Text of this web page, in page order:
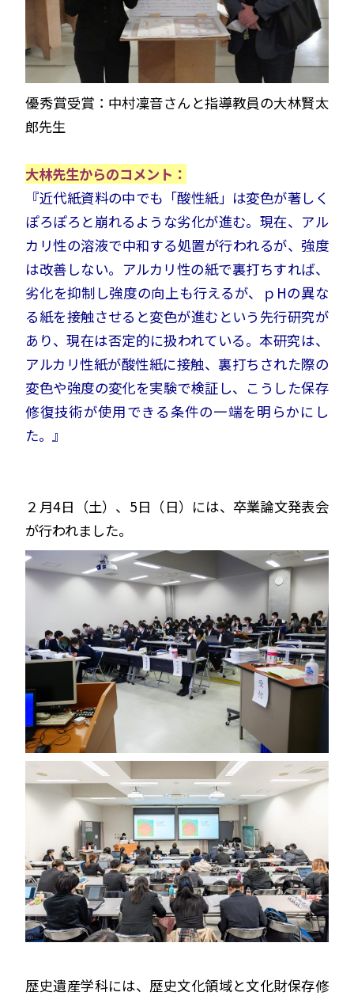
優秀賞受賞：中村凜音さんと指導教員の大林賢太
郎先生
大林先生からのコメント：
『近代紙資料の中でも「酸性紙」は変色が著しく
ぽろぽろと崩れるような劣化が進む。現在、アル
カリ性の溶液で中和する処置が行われるが、強度
は改善しない。アルカリ性の紙で裏打ちすれば、
劣化を抑制し強度の向上も行えるが、ｐHの異な
る紙を接触させると変色が進むという先行研究が
あり、現在は否定的に扱われている。本研究は、
アルカリ性紙が酸性紙に接触、裏打ちされた際の
変色や強度の変化を実験で検証し、こうした保存
修復技術が使用できる条件の一端を明らかにし
た。』
２月4日（土）、5日（日）には、卒業論文発表会
が行われました。
歴史遺産学科には、歴史文化領域と文化財保存修